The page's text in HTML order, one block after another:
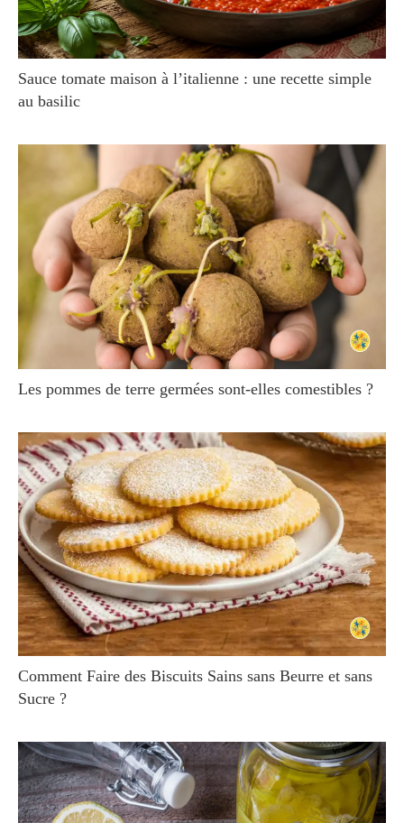
Sauce tomate maison à l’italienne : une recette simple
au basilic
Les pommes de terre germées sont-elles comestibles ?
Comment Faire des Biscuits Sains sans Beurre et sans
Sucre ?